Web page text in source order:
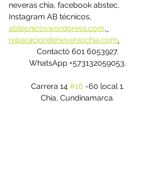
neveras chia, facebook abstec,
Instagram AB técnicos,
abtecnicoswordpress.com,
reparaciondeneveraschia.com.
Contactó 601 6053927.
WhatsApp +573132059053.
Carrera 14 #16 -60 local 1.
Chia, Cundinamarca.